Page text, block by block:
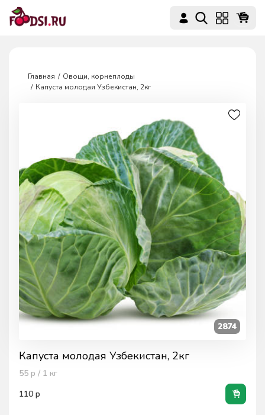
Главная
Овощи, корнеплоды
Капуста молодая Узбекистан, 2кг
Капуста молодая Узбекистан, 2кг
55 р / 1 кг
110 р
2874